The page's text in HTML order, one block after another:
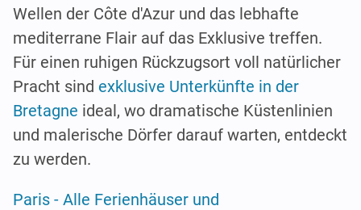
Wellen der Côte d'Azur und das lebhafte
mediterrane Flair auf das Exklusive treffen.
Für einen ruhigen Rückzugsort voll natürlicher
Pracht sind exklusive Unterkünfte in der
Bretagne ideal, wo dramatische Küstenlinien
und malerische Dörfer darauf warten, entdeckt
zu werden.
Paris - Alle Ferienhäuser und